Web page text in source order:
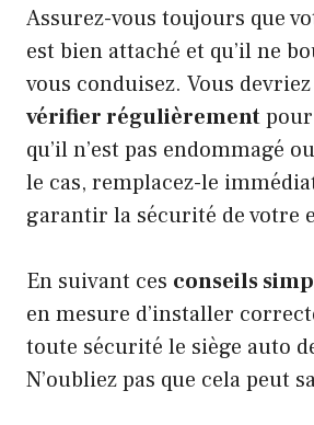
Assurez-vous toujours que
est bien attaché et qu’il ne
vous conduisez. Vous
vérifier régulièrement
qu’il n’est pas endommagé
le cas, remplacez-le
garantir la sécurité de votre
En suivant ces conseils
en mesure d’installer
toute sécurité le siège auto
N’oubliez pas que cela peut